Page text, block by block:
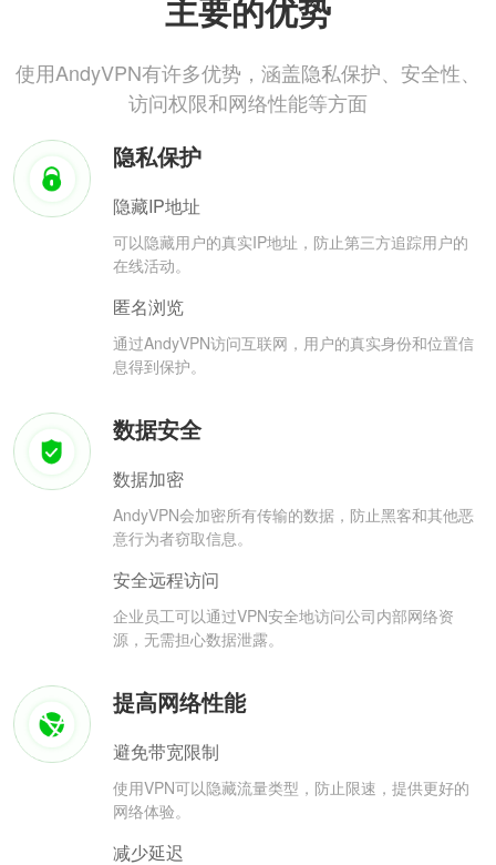
主要的优势
使用AndyVPN有许多优势，涵盖隐私保护、安全性、
访问权限和网络性能等方面
隐私保护
隐藏IP地址
可以隐藏用户的真实IP地址，防止第三方追踪用户的
在线活动。
匿名浏览
通过AndyVPN访问互联网，用户的真实身份和位置信
息得到保护。
数据安全
数据加密
AndyVPN会加密所有传输的数据，防止黑客和其他恶
意行为者窃取信息。
安全远程访问
企业员工可以通过VPN安全地访问公司内部网络资
源，无需担心数据泄露。
提高网络性能
避免带宽限制
使用VPN可以隐藏流量类型，防止限速，提供更好的
网络体验。
减少延迟